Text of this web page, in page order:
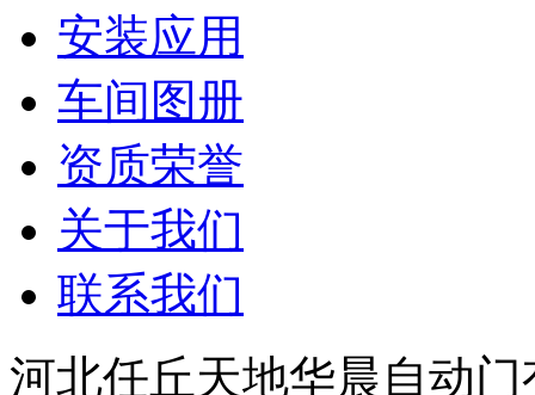
安装应用
车间图册
资质荣誉
关于我们
联系我们
河北任丘天地华晨自动